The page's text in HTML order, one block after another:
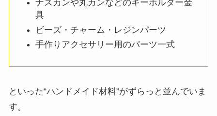
ナスカンや丸カンなどのキーホルダー金
具
ビーズ・チャーム・レジンパーツ
手作りアクセサリー用のパーツ一式
といった“ハンドメイド材料”がずらっと並んでいま
す。